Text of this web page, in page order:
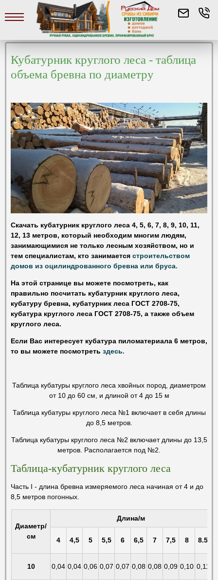
Кубатурник круглого леса - таблица
объема бревна по диаметру
Скачать кубатурник круглого леса 4, 5, 6, 7, 8, 9, 10, 11,
12, 13 метров, который необходим многим людям,
занимающимися не только лесным хозяйством, но и
тем специалистам, кто занимается строительством
домов из оцилиндрованного бревна или бруса.
На этой странице вы можете посмотреть, как
правильно посчитать кубатурник круглого леса,
кубатуру бревна, кубатурник леса ГОСТ 2708-75,
кубатура круглого леса ГОСТ 2708-75, а также объем
круглого леса.
Если Вас интересует кубатура пиломатериала 6 метров,
то вы можете посмотреть здесь.
Таблица кубатуры круглого леса хвойных пород, диаметром
от 10 до 60 см, и длиной от 4 до 15 м
Таблица кубатуры круглого леса №1 включает в себя длины
до 8,5 метров.
Таблица кубатуры круглого леса №2 включает длины до 13,5
метров. Располагается под №2.
Таблица-кубатурник круглого леса
Часть I - длина бревна измеряемого леса начиная от 4 и до
8,5 метров погонных.
Диаметр/
см
Длина/м
4 4,5 5 5,5 6 6,5 7 7,5 8 8.5
10 0,04 0,04 0,06 0,07 0,07 0,08 0,08 0,09 0,10 0,11